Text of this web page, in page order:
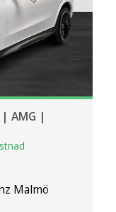
| AMG |
Malmö